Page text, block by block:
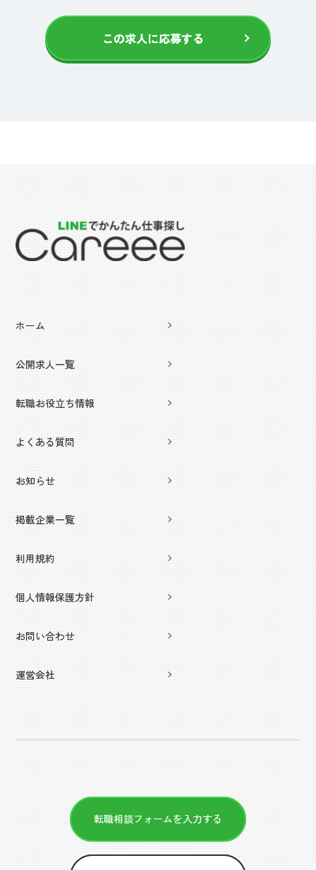
この求人に応募する
ホーム
公開求人一覧
転職お役立ち情報
よくある質問
お知らせ
掲載企業一覧
利用規約
個人情報保護方針
お問い合わせ
運営会社
転職相談フォームを入力する